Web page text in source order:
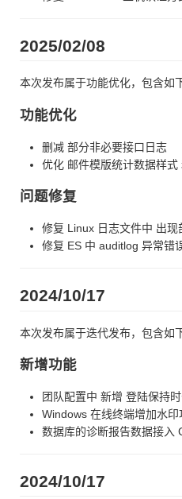
2025/02/08
本次发布属于功能优化，包含如
功能优化
删减 部分非必要接口日志
优化 邮件模版统计数据样
问题修复
修复 Linux 日志文件中 出
修复 ES 中 auditlog 异常错
2024/10/17
本次发布属于迭代发布，包含如
新增功能
团队配置中 新增 登陆保持
Windows 在线终端增加水印
数据库的诊断报告数据接入
2024/10/17